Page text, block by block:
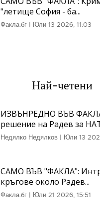
"летище София - ба...
Факла.бг | Юли 13 2026, 11:03
Най-четени
ИЗВЪНРЕДНО ВЪВ
решение на Радев за
Недялко Недялков | Юли 13
САМО ВЪВ "ФАКЛА":
кръгове около Радев...
Факла.бг | Юли 21 2026, 15:51